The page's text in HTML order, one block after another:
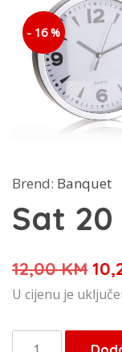
- 16 %
Brend: Banquet
Sat 20
12,00KM
je:
U cijenu je